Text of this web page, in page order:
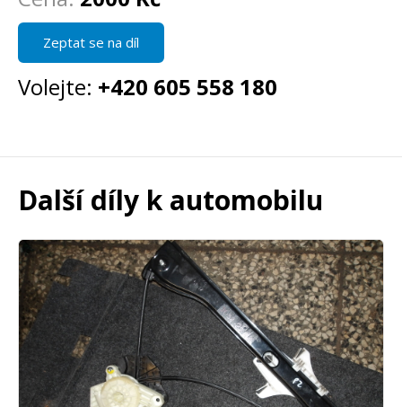
Zeptat se na díl
Volejte: +420 605 558 180
Další díly k automobilu